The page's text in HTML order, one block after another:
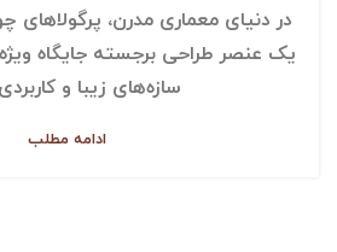
در دنیای معماری مدرن،
یک عنصر طراحی برجسته جایگاه
سازه‌های زیبا و
ادامه مطلب